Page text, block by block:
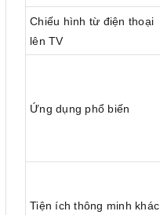
Chiếu hình từ điện thoại
lên TV
Ứng dụng phổ biến
Tiện ích thông minh khác